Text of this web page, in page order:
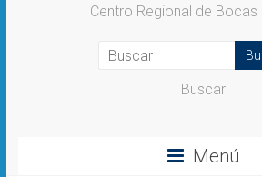
Centro Regional de Bocas
Buscar
Menú